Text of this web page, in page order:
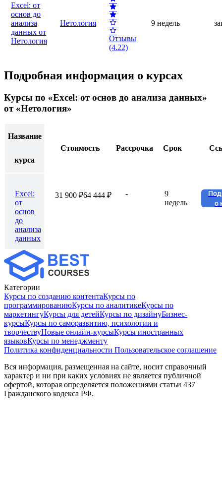
Excel: от
основ до
анализа
данных от
Нетология
Нетология
Отзывы
(4.22)
9 недель
Подробная информация о курсах
Курсы по «Excel: от основ до анализа данных»
от «Нетология»
Название
курса
Стоимость Рассрочка Срок
Excel:
от
основ
до
анализа
данных
31 900 ₽64 444 ₽ -
9
недель
о
Категории
Курсы по созданию контентаКурсы по
программированиюКурсы по аналитикеКурсы по
маркетингуКурсы для детейКурсы по дизайнуБизнес-
курсыКурсы по саморазвитию, психологии и
творчествуНовые онлайн‑курсыКурсы иностранных
языковКурсы по менеджменту
Политика конфиденциальности Пользовательское соглашение
Вся информация, размещенная на сайте, носит справочный
характер и ни при каких условиях не является публичной
офертой, которая определяется положениями статьи 437
Гражданского кодекса РФ.